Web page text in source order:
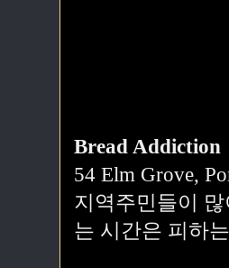
Bread Addiction
54 Elm Grove,
지역주민들이
는 시간은 피하